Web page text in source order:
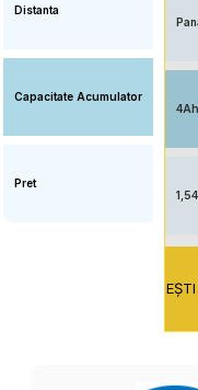
Distanta
Capacitate Acumulator
Pret
4Ah